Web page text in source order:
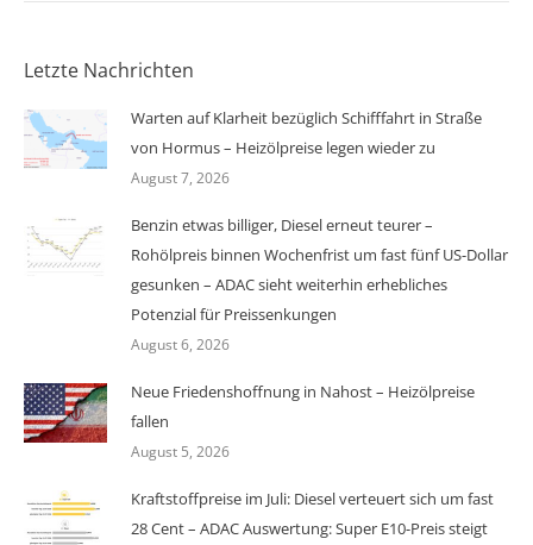
Letzte Nachrichten
Warten auf Klarheit bezüglich Schifffahrt in Straße
von Hormus – Heizölpreise legen wieder zu
August 7, 2026
Benzin etwas billiger, Diesel erneut teurer –
Rohölpreis binnen Wochenfrist um fast fünf US-Dollar
gesunken – ADAC sieht weiterhin erhebliches
Potenzial für Preissenkungen
August 6, 2026
Neue Friedenshoffnung in Nahost – Heizölpreise
fallen
August 5, 2026
Kraftstoffpreise im Juli: Diesel verteuert sich um fast
28 Cent – ADAC Auswertung: Super E10-Preis steigt